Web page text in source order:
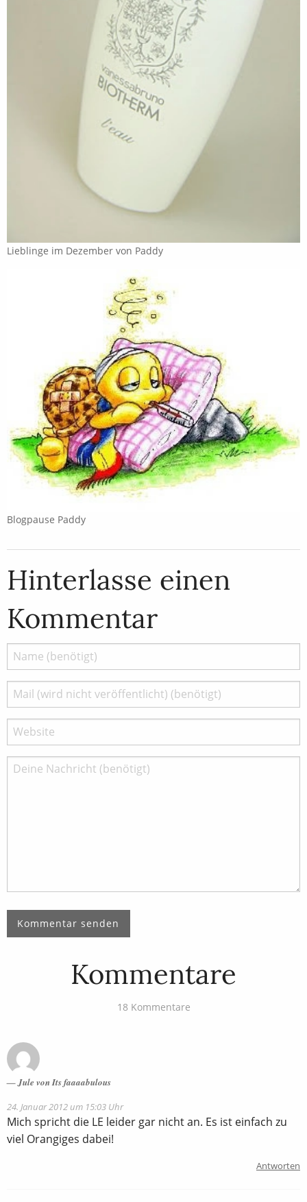
Lieblinge im Dezember von Paddy
Blogpause Paddy
Hinterlasse einen
Kommentar
Kommentare
18 Kommentare
Jule von Its faaaabulous
24. Januar 2012 um 15:03 Uhr
Mich spricht die LE leider gar nicht an. Es ist einfach zu
viel Orangiges dabei!
Antworten